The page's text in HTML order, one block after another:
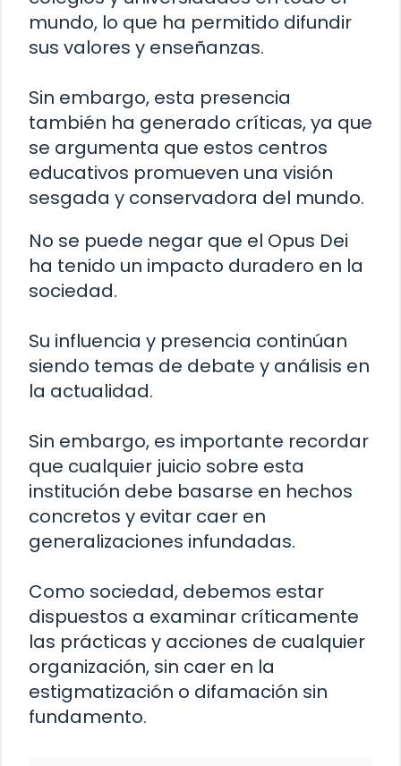
mundo, lo que ha permitido difundir
sus valores y enseñanzas.
Sin embargo, esta presencia
también ha generado críticas, ya que
se argumenta que estos centros
educativos promueven una visión
sesgada y conservadora del mundo.
No se puede negar que el Opus Dei
ha tenido un impacto duradero en la
sociedad.
Su influencia y presencia continúan
siendo temas de debate y análisis en
la actualidad.
Sin embargo, es importante recordar
que cualquier juicio sobre esta
institución debe basarse en hechos
concretos y evitar caer en
generalizaciones infundadas.
Como sociedad, debemos estar
dispuestos a examinar críticamente
las prácticas y acciones de cualquier
organización, sin caer en la
estigmatización o difamación sin
fundamento.